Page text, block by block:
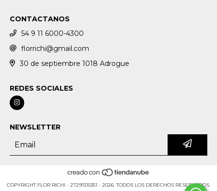
CONTACTANOS
54 9 11 6000-4300
florrichi@gmail.com
30 de septiembre 1018 Adrogue
REDES SOCIALES
NEWSLETTER
COPYRIGHT FLOR RICHI - 27291315351 - 2026. TODOS LOS DERECHOS RESERVADOS.